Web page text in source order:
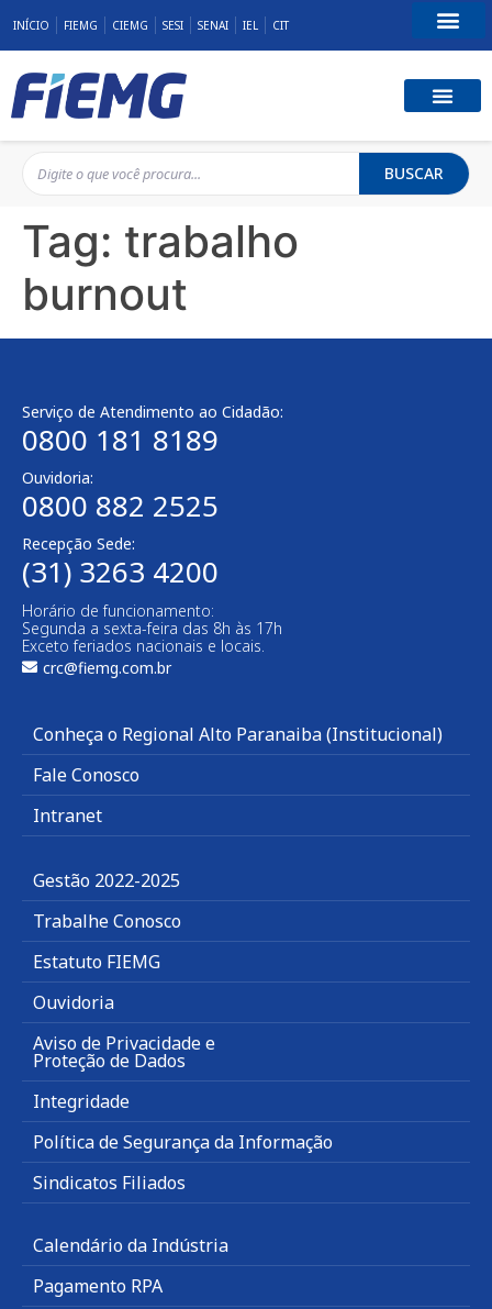
INÍCIO FIEMG CIEMG SESI SENAI IEL CIT
BUSCAR
Tag: trabalho
burnout
Serviço de Atendimento ao Cidadão:
0800 181 8189
Ouvidoria:
0800 882 2525
Recepção Sede:
(31) 3263 4200
Horário de funcionamento:
Segunda a sexta-feira das 8h às 17h
Exceto feriados nacionais e locais.
crc@fiemg.com.br
Conheça o Regional Alto Paranaiba (Institucional)
Fale Conosco
Intranet
Gestão 2022-2025
Trabalhe Conosco
Estatuto FIEMG
Ouvidoria
Aviso de Privacidade e
Proteção de Dados
Integridade
Política de Segurança da Informação
Sindicatos Filiados
Calendário da Indústria
Pagamento RPA